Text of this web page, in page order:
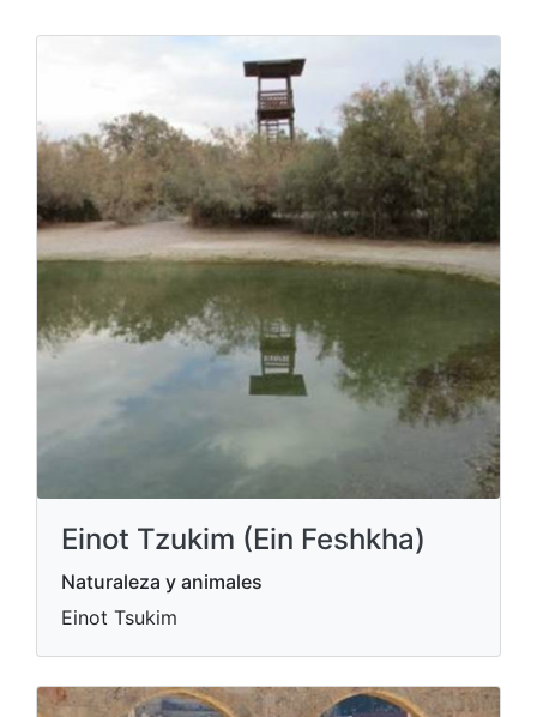
Einot Tzukim (Ein Feshkha)
Naturaleza y animales
Einot Tsukim